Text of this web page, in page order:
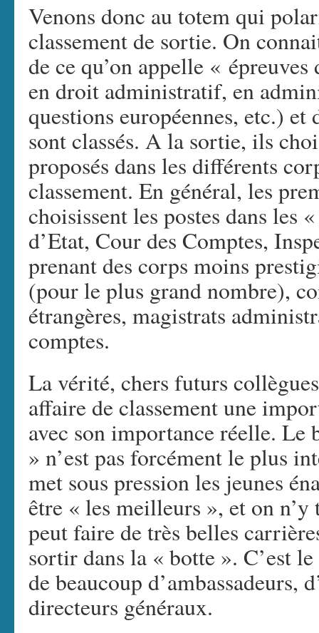
Venons donc au totem qui
classement de sortie. On
de ce qu’on appelle «
en droit administratif, en
questions européennes, etc.) et
sont classés. A la sortie, ils
proposés dans les différents
classement. En général, les
choisissent les postes dans les
d’Etat, Cour des Comptes,
prenant des corps moins
(pour le plus grand nombre),
étrangères, magistrats
comptes.
La vérité, chers futurs
affaire de classement une
avec son importance réelle. Le
» n’est pas forcément le plus
met sous pression les jeunes
être « les meilleurs », et on
peut faire de très belles
sortir dans la « botte ». C’est
de beaucoup d’ambassadeurs,
directeurs généraux.